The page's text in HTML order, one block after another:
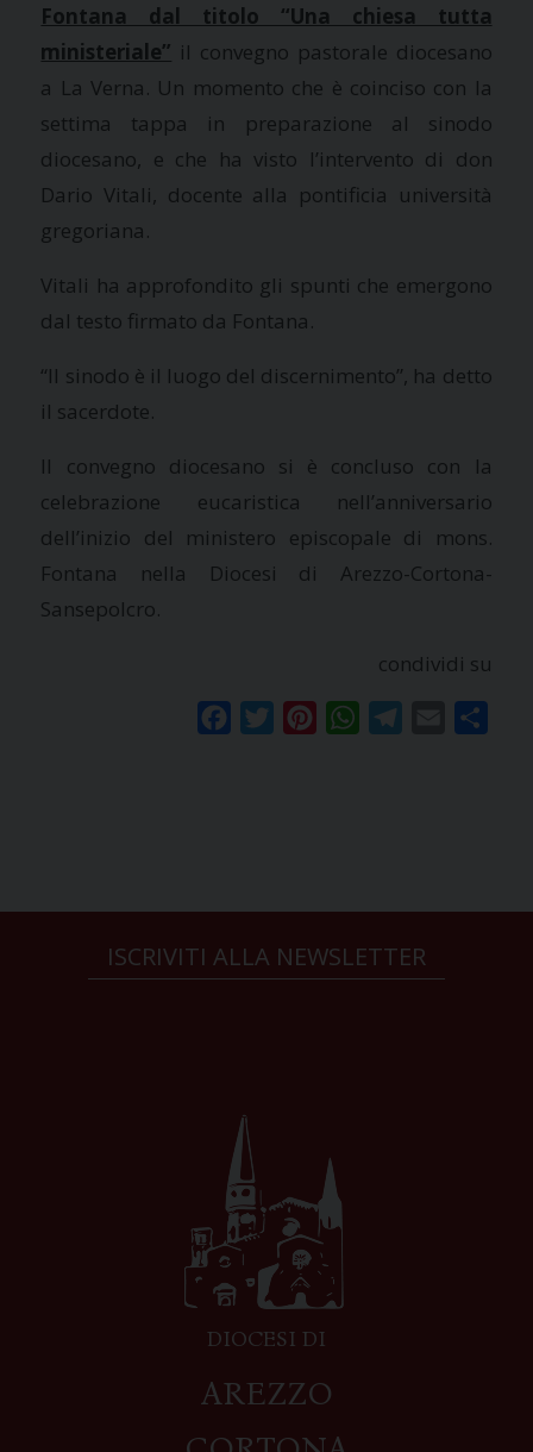
Fontana dal titolo “Una chiesa tutta
ministeriale” il convegno pastorale diocesano
a La Verna. Un momento che è coinciso con la
settima tappa in preparazione al sinodo
diocesano, e che ha visto l’intervento di don
Dario Vitali, docente alla pontificia università
gregoriana.
Vitali ha approfondito gli spunti che emergono
dal testo firmato da Fontana.
“Il sinodo è il luogo del discernimento”, ha detto
il sacerdote.
Il convegno diocesano si è concluso con la
celebrazione eucaristica nell’anniversario
dell’inizio del ministero episcopale di mons.
Fontana nella Diocesi di Arezzo-Cortona-
Sansepolcro.
condividi su
FacebookTwitterPinterestWhatsAppTelegram
Email
ISCRIVITI ALLA NEWSLETTER
DIOCESI DI
AREZZO